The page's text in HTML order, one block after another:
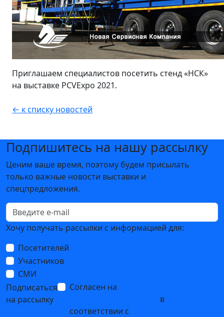
Приглашаем специалистов посетить стенд «НСК»
на выставке PCVExpo 2021.
← к списку новостей
Подпишитесь на нашу рассылку
Ценим ваше время, поэтому будем присылать
только важные новости выставки и
спецпредложения.
Хочу получать рассылки с информацией для:
Посетителей
Участников
СМИ
Подписаться
на рассылку
Согласен на
в
соответствии с